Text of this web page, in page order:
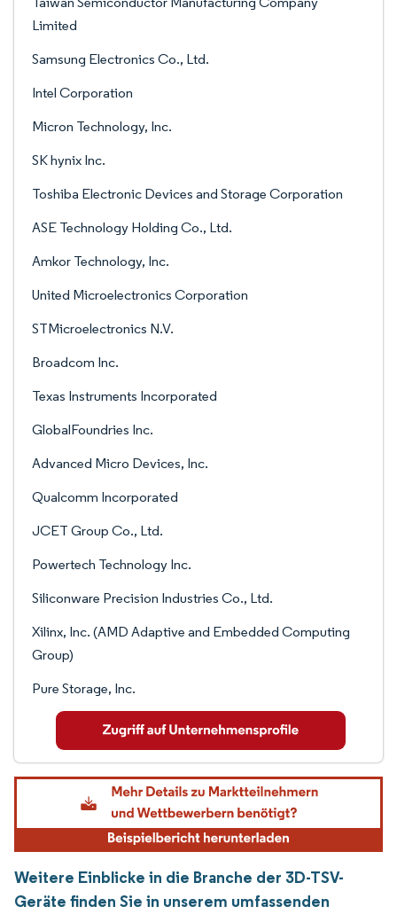
Limited
Samsung Electronics Co., Ltd.
Intel Corporation
Micron Technology, Inc.
SK hynix Inc.
Toshiba Electronic Devices and Storage Corporation
ASE Technology Holding Co., Ltd.
Amkor Technology, Inc.
United Microelectronics Corporation
STMicroelectronics N.V.
Broadcom Inc.
Texas Instruments Incorporated
GlobalFoundries Inc.
Advanced Micro Devices, Inc.
Qualcomm Incorporated
JCET Group Co., Ltd.
Powertech Technology Inc.
Siliconware Precision Industries Co., Ltd.
Xilinx, Inc. (AMD Adaptive and Embedded Computing
Group)
Pure Storage, Inc.
Weitere Einblicke in die Branche der 3D-TSV-
Geräte finden Sie in unserem umfassenden